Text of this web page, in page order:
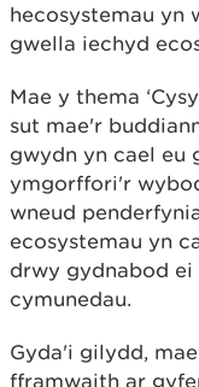
hecosystemau yn
gwella iechyd
Mae y thema
sut mae'r
gwydn yn cael eu
ymgorffori'r
wneud
ecosystemau yn
drwy gydnabod
cymunedau.
Gyda'i gilydd,
fframwaith ar